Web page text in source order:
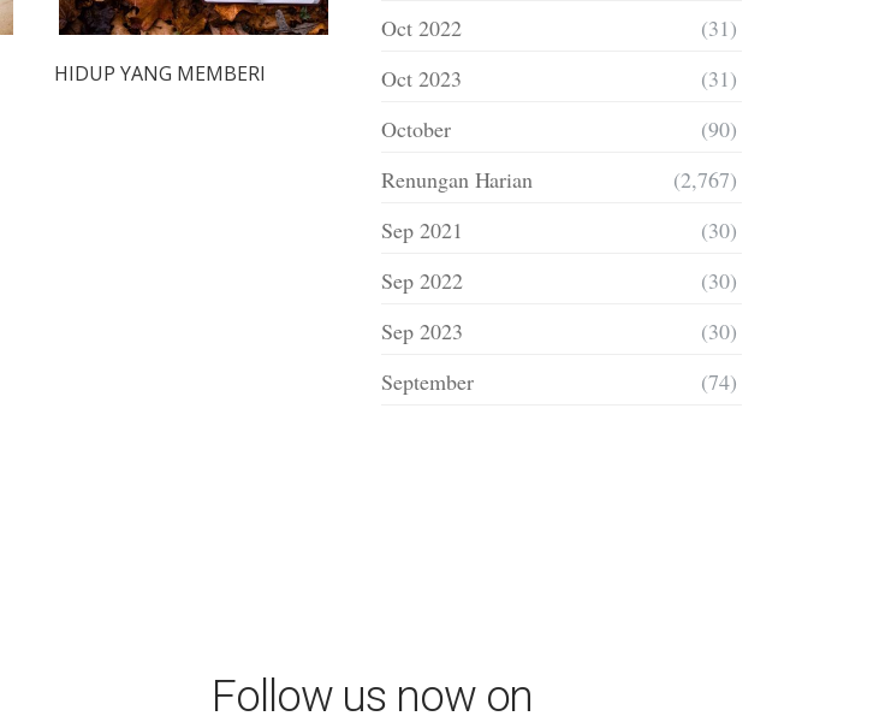
HIDUP YANG MEMBERI
Oct 2022
(31)
Oct 2023
(31)
October
(90)
Renungan Harian
(2,767)
Sep 2021
(30)
Sep 2022
(30)
Sep 2023
(30)
September
(74)
Follow us now on